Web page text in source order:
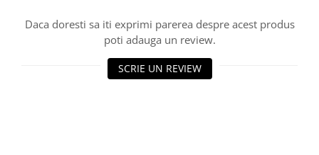
Daca doresti sa iti exprimi parerea despre acest produs
poti adauga un review.
SCRIE UN REVIEW